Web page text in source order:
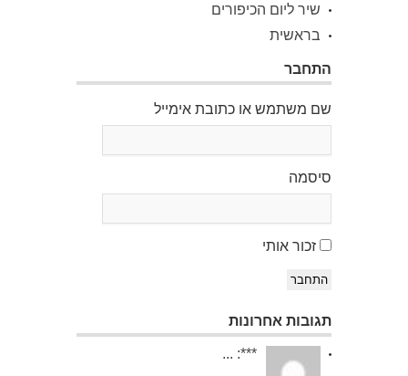
שיר ליום הכיפורים
בראשית
התחבר
שם משתמש או כתובת אימייל
סיסמה
זכור אותי
התחבר
תגובות אחרונות
***: ...